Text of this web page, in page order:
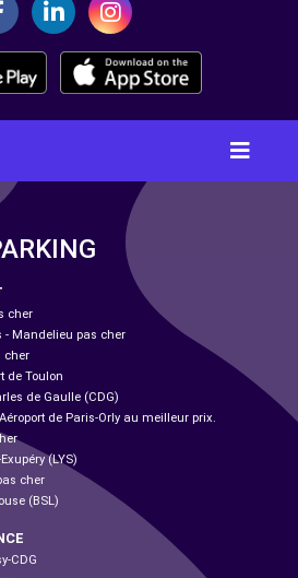
cher
- Mandelieu pas cher
cher
de Toulon
de Gaulle (CDG)
de Paris-Orly au meilleur prix.
(LYS)
cher
(BSL)
CDG